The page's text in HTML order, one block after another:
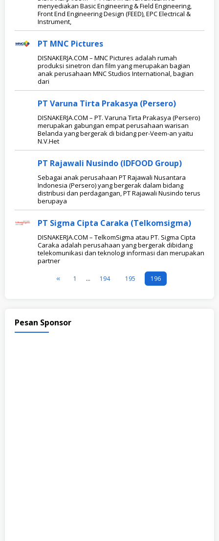
menyediakan Basic Engineering & Field Engineering,
Front End Engineering Design (FEED), EPC Electrical &
Instrument,
PT MNC Pictures
DISNAKERJA.COM – MNC Pictures adalah rumah
produksi sinetron dan film yang merupakan bagian
anak perusahaan MNC Studios International, bagian
dari
PT Varuna Tirta Prakasya (Persero)
DISNAKERJA.COM – PT. Varuna Tirta Prakasya (Persero)
merupakan gabungan empat perusahaan warisan
Belanda yang bergerak di bidang per-Veem-an yaitu
N.V.Het
PT Rajawali Nusindo (IDFOOD Group)
Sebagai anak perusahaan PT Rajawali Nusantara
Indonesia (Persero) yang bergerak dalam bidang
distribusi dan perdagangan, PT Rajawali Nusindo terus
berupaya
PT Sigma Cipta Caraka (Telkomsigma)
DISNAKERJA.COM – TelkomSigma atau PT. Sigma Cipta
Caraka adalah perusahaan yang bergerak dibidang
telekomunikasi dan teknologi informasi dan merupakan
partner
1 … 194 195 196
Pesan Sponsor